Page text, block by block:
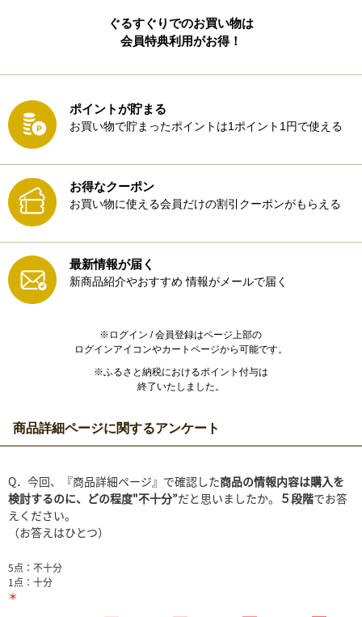
ぐるすぐりでのお買い物は
会員特典利用がお得！
ポイントが貯まる
お買い物で貯まったポイントは1ポイント1円で使える
お得なクーポン
お買い物に使える会員だけの割引クーポンがもらえる
最新情報が届く
新商品紹介やおすすめ 情報がメールで届く
※ログイン / 会員登録はページ上部の
ログインアイコンやカートページから可能です。
※ふるさと納税におけるポイント付与は
終了いたしました。
商品詳細ページに関するアンケート